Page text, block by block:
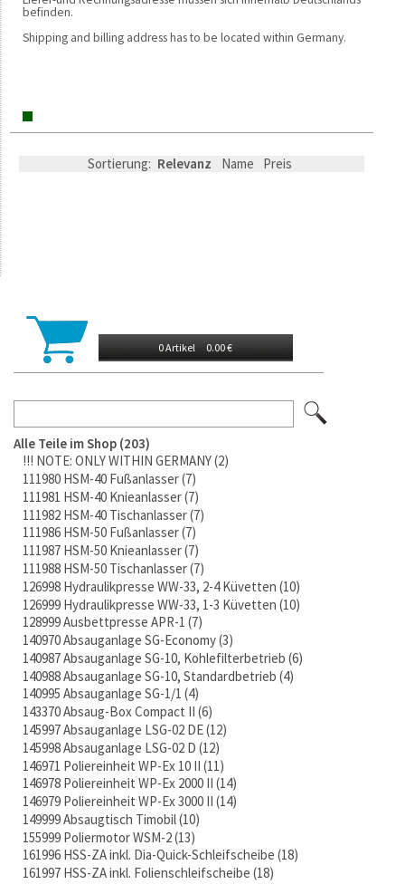
0 Artikel 0.00 €
Alle Teile im Shop 203
!!! NOTE: ONLY WITHIN GERMANY 2
111980 HSM-40 Fußanlasser 7
111981 HSM-40 Knieanlasser 7
111982 HSM-40 Tischanlasser 7
111986 HSM-50 Fußanlasser 7
111987 HSM-50 Knieanlasser 7
111988 HSM-50 Tischanlasser 7
126998 Hydraulikpresse WW-33, 2-4 Küvetten 10
126999 Hydraulikpresse WW-33, 1-3 Küvetten 10
128999 Ausbettpresse APR-1 7
140970 Absauganlage SG-Economy 3
140987 Absauganlage SG-10, Kohlefilterbetrieb 6
140988 Absauganlage SG-10, Standardbetrieb 4
140995 Absauganlage SG-1/1 4
143370 Absaug-Box Compact II 6
145997 Absauganlage LSG-02 DE 12
145998 Absauganlage LSG-02 D 12
146971 Poliereinheit WP-Ex 10 II 11
146978 Poliereinheit WP-Ex 2000 II 14
146979 Poliereinheit WP-Ex 3000 II 14
149999 Absaugtisch Timobil 10
155999 Poliermotor WSM-2 13
161996 HSS-ZA inkl. Dia-Quick-Schleifscheibe 18
161997 HSS-ZA inkl. Folienschleifscheibe 18
befinden.
Shipping and billing address has to be located within Germany.
Sortierung: Relevanz Name Preis